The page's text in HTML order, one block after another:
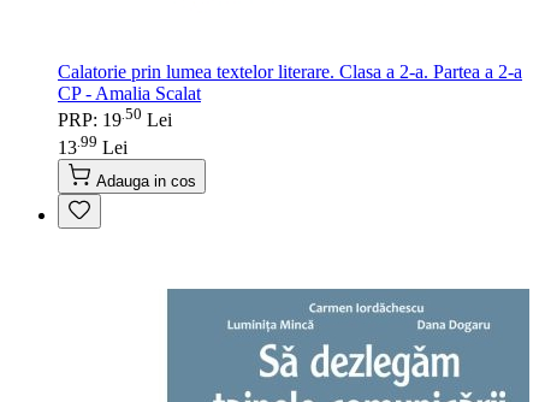
Calatorie prin lumea textelor literare. Clasa a 2-a. Partea a 2-a
CP - Amalia Scalat
PRP: 19 50 Lei
13 99 Lei
Adauga in cos